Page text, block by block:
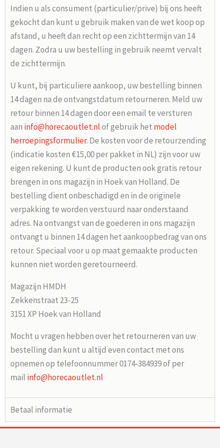
Indien u als consument (particulier/prive) bij ons heeft
gekocht dan kunt u gebruik maken van de wet koop op
afstand, u heeft dan recht op een zichttermijn van 14
dagen. Zodra u uw bestelling in gebruik neemt vervalt
de zichttermijn.
U kunt, bij particuliere aankoop, uw bestelling binnen
14 dagen na de ontvangstdatum retourneren. Meld uw
retour binnen 14 dagen door een email te versturen
aan info@horecaoutlet.nlof gebruik het model
herroepingsformulier. De kosten voor de retourzending
(indicatie kosten €15,00 per pakket in NL) zijn voor uw
eigen rekening. U kunt de producten ook gratis retour
brengen in ons magazijn in Hoek van Holland. De
bestelling dient onbeschadigd en in de originele
verpakking te worden verstuurd naar onderstaand
adres. Na ontvangst van de goederen in ons magazijn
ontvangt u binnen 14 dagen het aankoopbedrag van ons
retour. Speciaal voor u op maat gemaakte producten
kunnen niet worden geretourneerd.
Magazijn HMDH
Zekkenstraat 23-25
3151 XP Hoek van Holland
Mocht u vragen hebben over het retourneren van uw
bestelling dan kunt u altijd even contact met ons
opnemen op telefoonnummer 0174-384939 of per
mail info@horecaoutlet.nl
Betaal informatie